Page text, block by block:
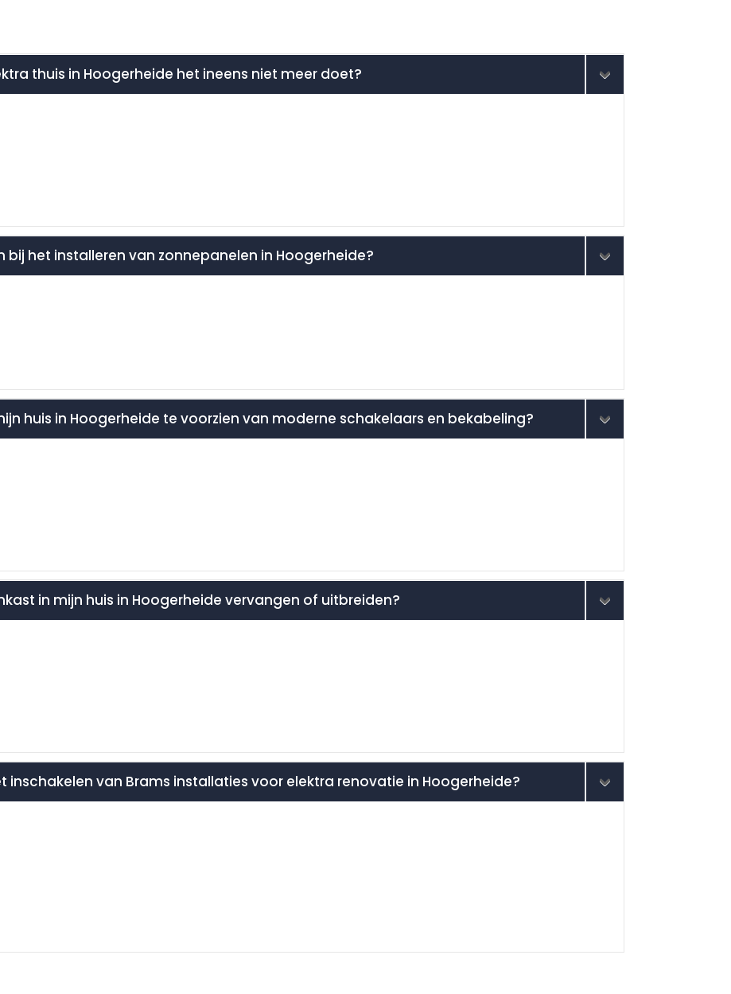
thuis in Hoogerheide het ineens niet meer doet?
bij het installeren van zonnepanelen in Hoogerheide?
huis in Hoogerheide te voorzien van moderne schakelaars en bekabeling?
in mijn huis in Hoogerheide vervangen of uitbreiden?
inschakelen van Brams installaties voor elektra renovatie in Hoogerheide?